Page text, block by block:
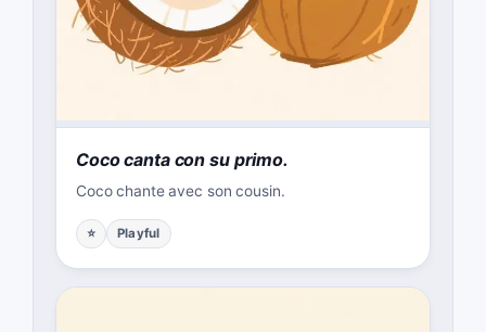
Coco canta con su primo.
Coco chante avec son cousin.
⭐ Playful